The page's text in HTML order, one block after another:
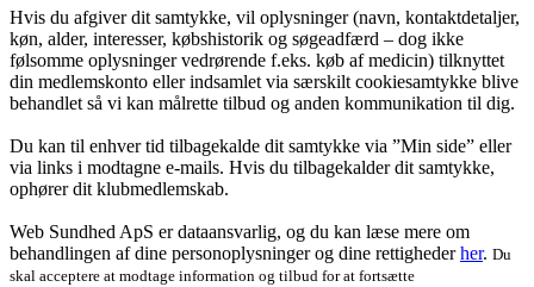
Hvis du afgiver dit samtykke, vil oplysninger (navn, kontaktdetaljer,
køn, alder, interesser, købshistorik og søgeadfærd – dog ikke
følsomme oplysninger vedrørende f.eks. køb af medicin) tilknyttet
din medlemskonto eller indsamlet via særskilt cookiesamtykke blive
behandlet så vi kan målrette tilbud og anden kommunikation til dig.
Du kan til enhver tid tilbagekalde dit samtykke via ”Min side” eller
via links i modtagne e-mails. Hvis du tilbagekalder dit samtykke,
ophører dit klubmedlemskab.
Web Sundhed ApS er dataansvarlig, og du kan læse mere om
behandlingen af dine personoplysninger og dine rettighederher. Du
skal acceptere at modtage information og tilbud for at fortsætte